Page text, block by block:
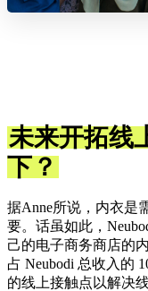
未来开拓线
下？
据Anne所说，内衣是
要。话虽如此，
己的电子商务商店的
占 Neubodi 总收入的
的线上接触点以解决